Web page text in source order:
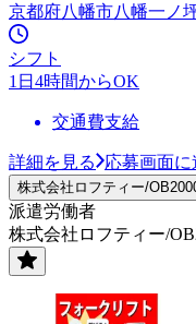
京都府八幡市八幡一ノ
シフト
1日4時間からOK
交通費支給
詳細を見る 応募画面に
株式会社ロフティー/
派遣労働者
株式会社ロフティー/